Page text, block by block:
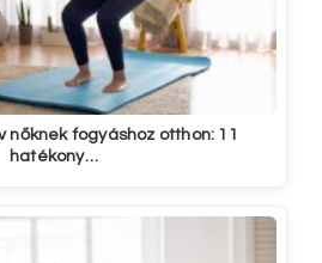
nőknek fogyáshoz otthon: 11
hatékony…